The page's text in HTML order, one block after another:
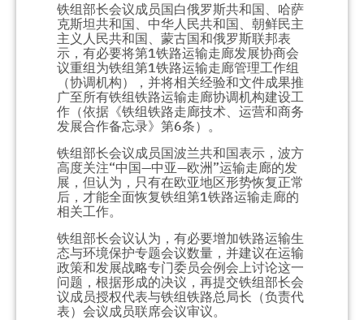
铁组部长会议成员国白俄罗斯共和国、哈萨
克斯坦共和国、中华人民共和国、朝鲜民主
主义人民共和国、蒙古国和俄罗斯联邦表
示，有必要将第1铁路运输走廊发展协商会
议重组为铁组第1铁路运输走廊管理工作组
（协调机构），并将相关经验和文件成果推
广至所有铁组铁路运输走廊协调机构建设工
作（依据《铁组铁路走廊技术、运营和商务
发展合作备忘录》第6条）。
铁组部长会议成员国波兰共和国表示，波方
高度关注“中国—中亚—欧洲”运输走廊的发
展，但认为，只有在欧亚地区形势恢复正常
后，才能全面恢复铁组第1铁路运输走廊的
相关工作。
铁组部长会议认为，有必要增加铁路运输生
态与环境保护专题会议数量，并建议在运输
政策和发展战略专门委员会例会上讨论这一
问题，根据形成的决议，再提交铁组部长会
议成员授权代表与铁组铁路总局长（负责代
表）会议成员联席会议审议。